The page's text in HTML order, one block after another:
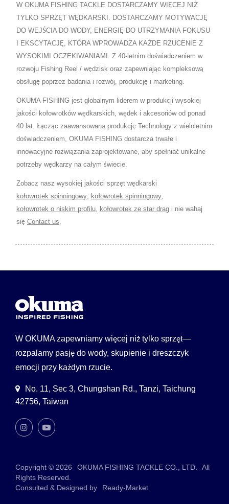
W OKUMA FISHING TACKLE DOSTARCZAMY WIĘCEJ NIŻ
TYLKO SPRZĘT WĘDKARSKI. DOSTARCZAMY MOTYWACJĘ
DO WEJŚCIA DO WODY, ENERGIĘ DO UTRZYMANIA FOKUSU
I EKSCYTACJĘ, KTÓRA WPROWADZA KAŻDE RZUCENIE Z
WYSOKIMI OCZEKIWANIAMI. Z 40-letnim doświadczeniem w
rozwoju Fishing Reel / wędzisk oraz zapewniając kompleksową
obsługę poprzez badania i rozwój, produkcję i marketing.
OKUMA FISHING jest globalnym liderem w produkcji wysokiej
jakości kołowrotków wędkarskich, wędek i akcesoriów od ponad
40 lat. Łącząc zaawansowaną produkcję Technology z wieloletnim
doświadczeniem, OKUMA FISHING dostarcza trwałe i
innowacyjne rozwiązania zaprojektowane, aby spełniać unikalne
potrzeby wędkarzy na całym świecie.
Zobacz nasz wysokiej jakości sprzęt wędkarski
kołowrotek spinningowy kołowrotek spinningowy
kołowrotek o niskim profilu kołowrotek ze star drag i nie wahaj
się Contact us
W OKUMA zapewniamy więcej niż tylko sprzęt—
rozpalamy pasję do wody, skupienie i dreszczyk
emocji przy każdym rzucie.
No. 11, Sec 3, Chungshan Rd., Tanzi, Taichung
42756, Taiwan
Copyright © 2026 OKUMA FISHING TACKLE CO., LTD.
All
Rights Reserved.
Consulted & Designed by
Ready-Market